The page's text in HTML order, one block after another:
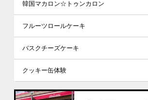
韓国マカロン☆トゥンカロン
フルーツロールケーキ
バスクチーズケーキ
クッキー缶体験